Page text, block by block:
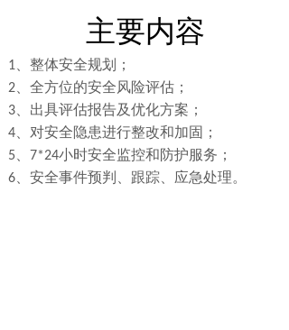
主要内容
1 整体安全规划；
2 全方位的安全风险评估；
3 出具评估报告及优化方案；
4 对安全隐患进行整改和加固；
5 7*24小时安全监控和防护服务；
6 安全事件预判、跟踪、应急处理。